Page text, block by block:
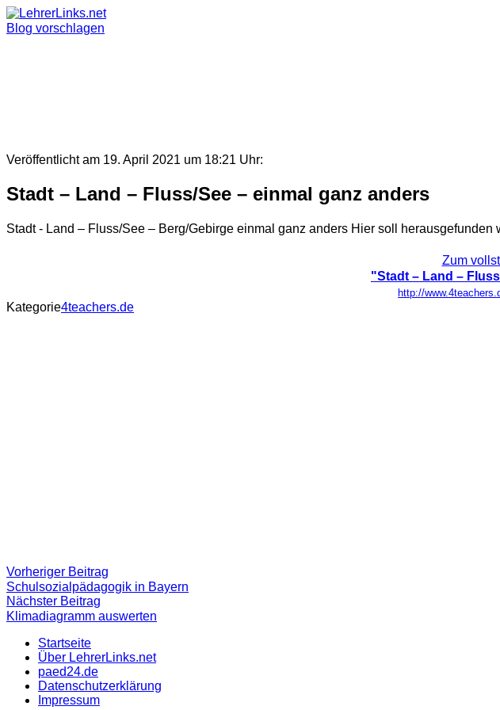
Skip
to
Blog vorschlagen
Veröffentlicht am 19. April 2021 um 18:21 Uhr:
Stadt – Land – Fluss/See – einmal ganz anders
Stadt - Land – Fluss/See – Berg/Gebirge einmal ganz anders Hier soll
Zum
"Stadt – Land –
http://
Kategorie4teachers.de
Beitragsnavigation
Vorheriger Beitrag
Beitrag:
Schulsozialpädagogik in Bayern
Nächster Beitrag
Beitrag
Klimadiagramm auswerten
Startseite
Über LehrerLinks.net
paed24.de
Datenschutzerklärung
Impressum